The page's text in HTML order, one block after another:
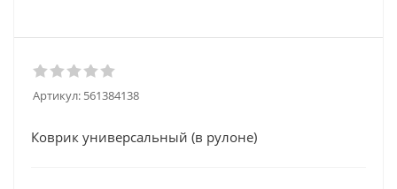
Артикул: 561384138
Коврик универсальный (в рулоне)